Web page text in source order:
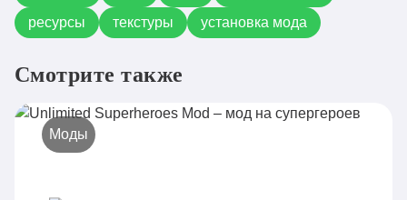
ресурсы
текстуры установка мода
Смотрите также
Моды